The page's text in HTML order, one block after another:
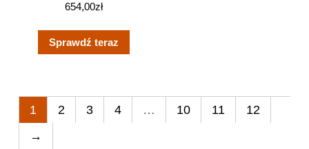
654,00zł
Sprawdź teraz
1 2 3 4 … 10 11
12
→